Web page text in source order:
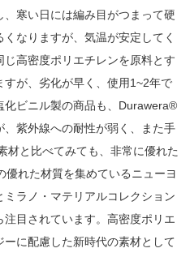
寒い日には編み目がつまって硬
なりますが、気温が安定してく
高密度ポリエチレンを原料とす
が、劣化が早く、使用1~2年で
化ビニル製の商品も、Durawera®
紫外線への耐性が弱く、また手
材と比べてみても、非常に優れた
れた材質を集めているニューヨ
ラノ・マテリアルコレクション
目されています。高密度ポリエ
に配慮した新時代の素材として